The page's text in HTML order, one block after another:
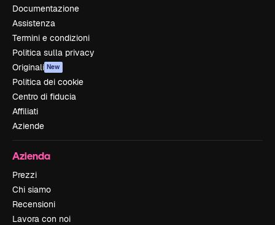
Documentazione
Assistenza
Termini e condizioni
Politica sulla privacy
Originali New
Politica dei cookie
Centro di fiducia
Affiliati
Aziende
Azienda
Prezzi
Chi siamo
Recensioni
Lavora con noi